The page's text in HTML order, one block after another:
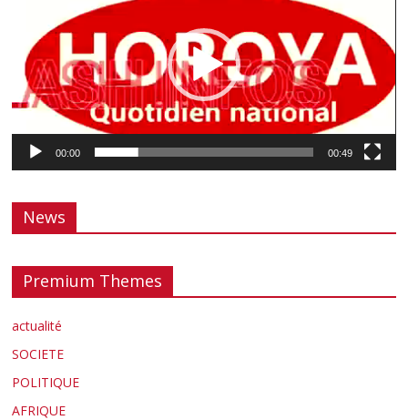
00:00 00:49
News
Premium Themes
actualité
SOCIETE
POLITIQUE
AFRIQUE